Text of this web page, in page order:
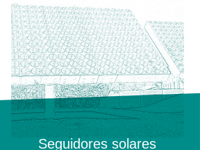
Seguidores solares